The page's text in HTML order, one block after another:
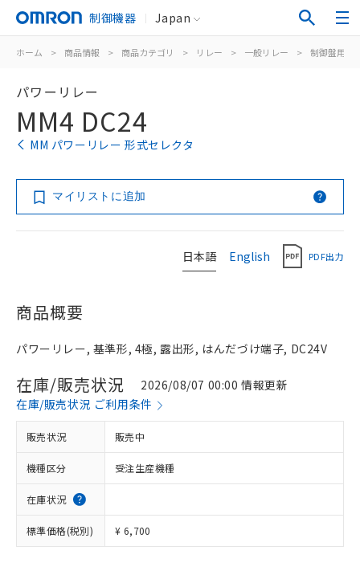
制御機器 Japan
ホーム > 商品情報 > 商品カテゴリ > リレー > 一般リレー > 制御盤用
パワーリレー
MM4 DC24
MM パワーリレー 形式セレクタ
マイリストに追加
日本語 English PDF出力
商品概要
パワーリレー, 基準形, 4極, 露出形, はんだづけ端子, DC24V
在庫/販売状況
2026/08/07 00:00 情報更新
在庫/販売状況 ご利用条件
販売状況 販売中
機種区分 受注生産機種
在庫状況
標準価格(税別) ¥ 6,700